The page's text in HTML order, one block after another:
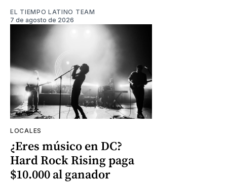
EL TIEMPO LATINO TEAM
7 de agosto de 2026
LOCALES
¿Eres músico en DC?
Hard Rock Rising paga
$10.000 al ganador